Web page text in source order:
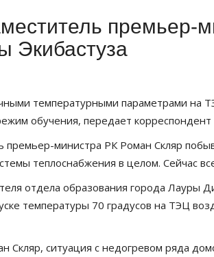
премьер-
Экибастуза
температурными параметрами на
обучения, передает корреспондент
премьер-министра РК Роман Скляр
теплоснабжения в целом. Сейчас
отдела образования города Лауры
температуры 70 градусов на ТЭЦ
Скляр, ситуация с недогревом ряда